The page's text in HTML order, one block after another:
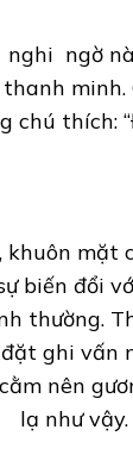
ngờ
minh.
chú thích:
khuôn mặt
biến đổi
thường.
ghi vấn
nên
lạ như vậy.